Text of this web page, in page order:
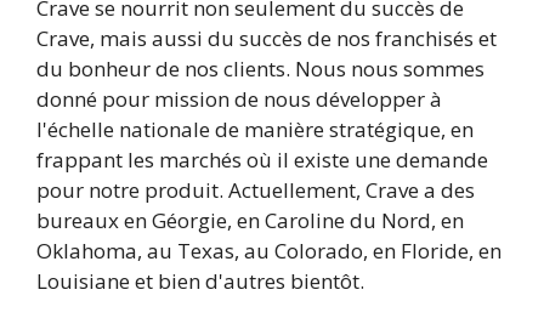
Crave se nourrit non seulement du succès de
Crave, mais aussi du succès de nos franchisés et
du bonheur de nos clients. Nous nous sommes
donné pour mission de nous développer à
l'échelle nationale de manière stratégique, en
frappant les marchés où il existe une demande
pour notre produit. Actuellement, Crave a des
bureaux en Géorgie, en Caroline du Nord, en
Oklahoma, au Texas, au Colorado, en Floride, en
Louisiane et bien d'autres bientôt.